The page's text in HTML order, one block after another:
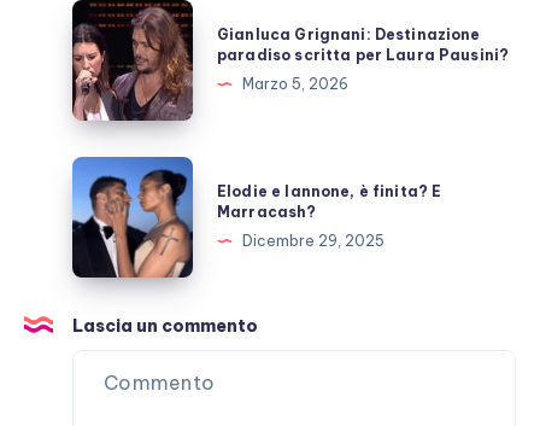
Gianluca
Grignani:
Destinazione
paradiso
scritta
per
Laura
Pausini?
Gianluca Grignani: Destinazione
paradiso scritta per Laura Pausini?
Marzo 5, 2026
Elodie
e
Iannone,
finita?
E
Marracash?
Elodie e Iannone, è finita? E
Marracash?
Dicembre 29, 2025
Lascia un commento